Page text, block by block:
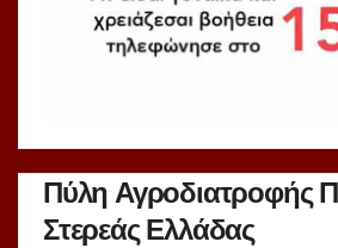
Πύλη Αγροδιατροφής
Στερεάς Ελλάδας